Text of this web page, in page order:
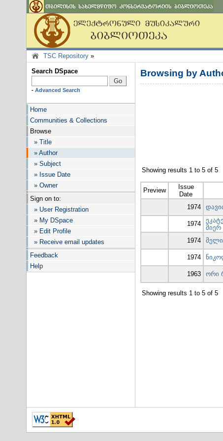
TSC Repository »
Search DSpace
- Advanced Search
Home
Communities & Collections
Browse
» Title
» Author
» Subject
» Issue Date
» Owner
Sign on to:
» User Registration
» My DSpace
» Edit Profile
» Receive email updates
Feedback
Help
Browsing by
Showing results 1 to 5 of 5
Preview
Issue
Date
1974
1974
მიერ
1974
1974
1963
ორი
Showing results 1 to 5 of 5